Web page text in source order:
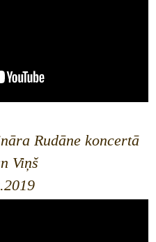
Rudāne koncertā
Viņš